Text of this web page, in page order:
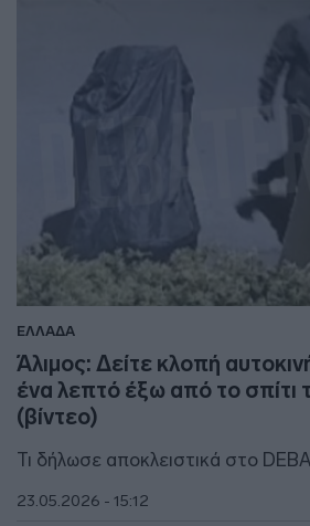
ΕΛΛΑΔΑ
Άλιμος: Δείτε κλοπή
ένα λεπτό έξω από το σπίτι
(βίντεο)
Τι δήλωσε αποκλειστικά στο
23.05.2026 - 15:12